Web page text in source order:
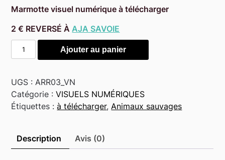
Marmotte visuel numérique à télécharger
2 € REVERSÉ À AJA SAVOIE
quantité
de
-
Visuel
numérique
Ajouter au panier
UGS : ARR03_VN
Catégorie :VISUELS NUMÉRIQUES
Étiquettes :à télécharger, Animaux sauvages
Description Avis (0)